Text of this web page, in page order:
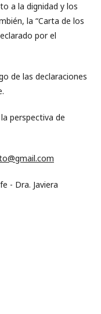
a la dignidad y los
la “Carta de los
por el
de las declaraciones
perspectiva de
- Dra. Javiera